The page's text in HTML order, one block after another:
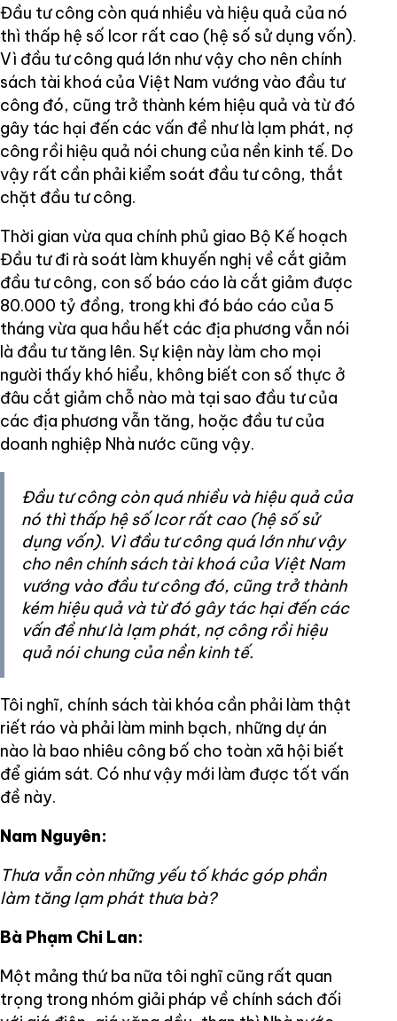
Đầu tư công còn quá nhiều và hiệu quả của nó
thì thấp hệ số Icor rất cao (hệ số sử dụng vốn).
Vì đầu tư công quá lớn như vậy cho nên chính
sách tài khoá của Việt Nam vướng vào đầu tư
công đó, cũng trở thành kém hiệu quả và từ đó
gây tác hại đến các vấn đề như là lạm phát, nợ
công rồi hiệu quả nói chung của nền kinh tế. Do
vậy rất cần phải kiểm soát đầu tư công, thắt
chặt đầu tư công.
Thời gian vừa qua chính phủ giao Bộ Kế hoạch
Đầu tư đi rà soát làm khuyến nghị về cắt giảm
đầu tư công, con số báo cáo là cắt giảm được
80.000 tỷ đồng, trong khi đó báo cáo của 5
tháng vừa qua hầu hết các địa phương vẫn nói
là đầu tư tăng lên. Sự kiện này làm cho mọi
người thấy khó hiểu, không biết con số thực ở
đâu cắt giảm chỗ nào mà tại sao đầu tư của
các địa phương vẫn tăng, hoặc đầu tư của
doanh nghiệp Nhà nước cũng vậy.
Đầu tư công còn quá nhiều và hiệu quả của
nó thì thấp hệ số Icor rất cao (hệ số sử
dụng vốn). Vì đầu tư công quá lớn như vậy
cho nên chính sách tài khoá của Việt Nam
vướng vào đầu tư công đó, cũng trở thành
kém hiệu quả và từ đó gây tác hại đến các
vấn đề như là lạm phát, nợ công rồi hiệu
quả nói chung của nền kinh tế.
Tôi nghĩ, chính sách tài khóa cần phải làm thật
riết ráo và phải làm minh bạch, những dự án
nào là bao nhiêu công bố cho toàn xã hội biết
để giám sát. Có như vậy mới làm được tốt vấn
đề này.
Nam Nguyên:
Thưa vẫn còn những yếu tố khác góp phần
làm tăng lạm phát thưa bà?
Bà Phạm Chi Lan:
Một mảng thứ ba nữa tôi nghĩ cũng rất quan
trọng trong nhóm giải pháp về chính sách đối